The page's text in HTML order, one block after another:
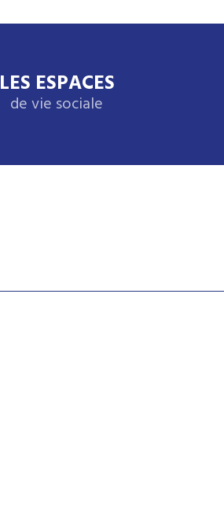
LES ESPACES
de vie sociale